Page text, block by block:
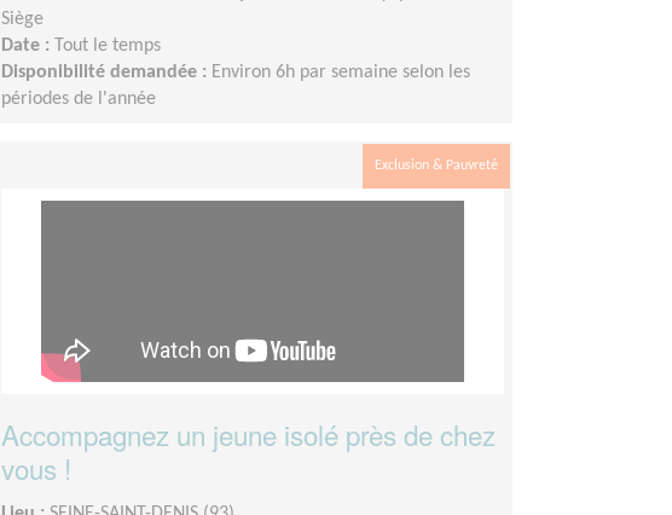
Siège
Date :
Tout le temps
Disponibilité demandée : Environ 6h par semaine selon les
périodes de l'année
Exclusion & Pauvreté
Accompagnez un jeune isolé près de chez
vous !